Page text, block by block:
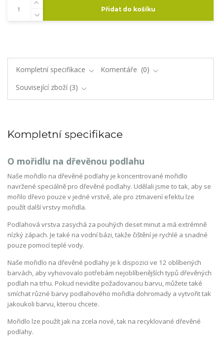
Přidat do košíku
Kompletní specifikace Komentáře
0
Související zboží 3
Kompletní specifikace
O mořidlu na dřevěnou podlahu
Naše mořidlo na dřevěné podlahy je koncentrované mořidlo
navržené speciálně pro dřevěné podlahy. Udělali jsme to tak, aby se
mořilo dřevo pouze v jedné vrstvě, ale pro ztmavení efektu lze
použít další vrstvy mořidla.
Podlahová vrstva zasychá za pouhých deset minut a má extrémně
nízký zápach. Je také na vodní bázi, takže čištění je rychlé a snadné
pouze pomocí teplé vody.
Naše mořidlo na dřevěné podlahy je k dispozici ve 12 oblíbených
barvách, aby vyhovovalo potřebám nejoblíbenějších typů dřevěných
podlah na trhu. Pokud nevidíte požadovanou barvu, můžete také
smíchat různé barvy podlahového mořidla dohromady a vytvořit tak
jakoukoli barvu, kterou chcete.
Mořidlo lze použít jak na zcela nové, tak na recyklované dřevěné
podlahy.